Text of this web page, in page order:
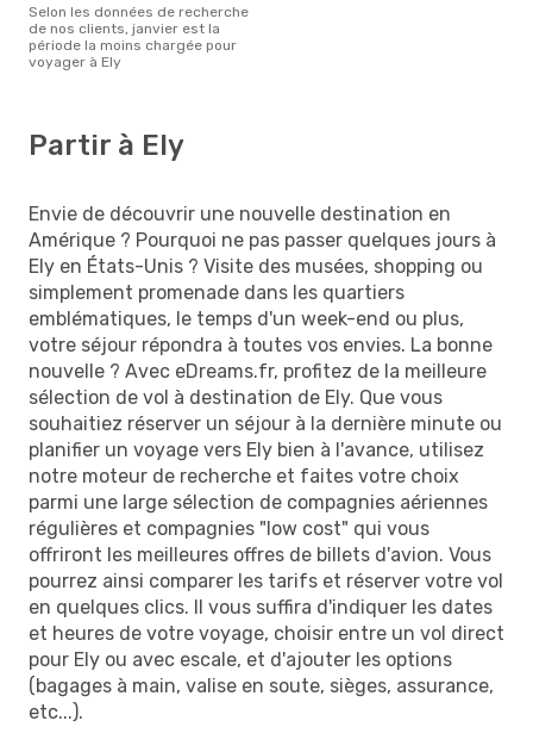
Selon les données de recherche
de nos clients, janvier est la
période la moins chargée pour
voyager à Ely
Partir à Ely
Envie de découvrir une nouvelle destination en
Amérique ? Pourquoi ne pas passer quelques jours à
Ely en États-Unis ? Visite des musées, shopping ou
simplement promenade dans les quartiers
emblématiques, le temps d'un week-end ou plus,
votre séjour répondra à toutes vos envies. La bonne
nouvelle ? Avec eDreams.fr, profitez de la meilleure
sélection de vol à destination de Ely. Que vous
souhaitiez réserver un séjour à la dernière minute ou
planifier un voyage vers Ely bien à l'avance, utilisez
notre moteur de recherche et faites votre choix
parmi une large sélection de compagnies aériennes
régulières et compagnies "low cost" qui vous
offriront les meilleures offres de billets d'avion. Vous
pourrez ainsi comparer les tarifs et réserver votre vol
en quelques clics. Il vous suffira d'indiquer les dates
et heures de votre voyage, choisir entre un vol direct
pour Ely ou avec escale, et d'ajouter les options
(bagages à main, valise en soute, sièges, assurance,
etc...).